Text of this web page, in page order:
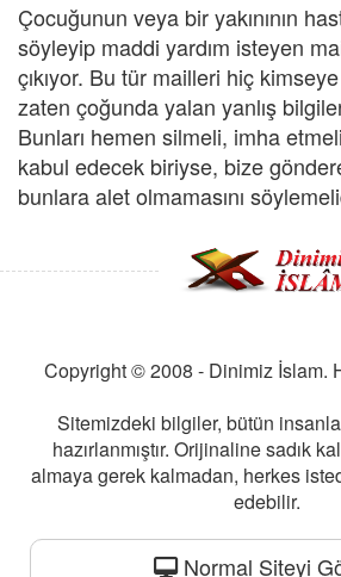
Çocuğunun veya bir yakınının
söyleyip maddi yardım isteyen
çıkıyor. Bu tür mailleri hiç
zaten çoğunda yalan yanlış
Bunları hemen silmeli, imha
kabul edecek biriyse, bize
bunlara alet olmamasını
Copyright © 2008 - Dinimiz İslam.
Sitemizdeki bilgiler, bütün
hazırlanmıştır. Orijinaline sadık
almaya gerek kalmadan, herkes
edebilir.
Normal Siteyi